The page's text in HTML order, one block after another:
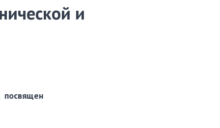
и
посвящен